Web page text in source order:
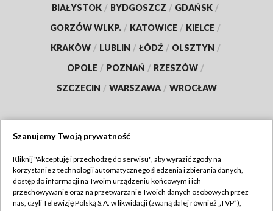
BIAŁYSTOK / BYDGOSZCZ / GDAŃSK /
GORZÓW WLKP. / KATOWICE / KIELCE /
KRAKÓW / LUBLIN / ŁÓDŹ / OLSZTYN /
OPOLE / POZNAŃ / RZESZÓW /
SZCZECIN / WARSZAWA / WROCŁAW
TVP
Abonament TVP
Regulamin TVP
Szanujemy Twoją prywatność
Kliknij "Akceptuję i przechodzę do serwisu", aby wyrazić zgody na
korzystanie z technologii automatycznego śledzenia i zbierania danych,
dostęp do informacji na Twoim urządzeniu końcowym i ich
przechowywanie oraz na przetwarzanie Twoich danych osobowych przez
nas, czyli Telewizję Polską S.A. w likwidacji (zwaną dalej również „TVP”),